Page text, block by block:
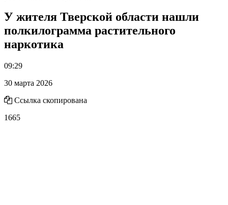
У жителя Тверской области нашли
полкилограмма растительного
наркотика
09:29
30 марта 2026
Ссылка скопирована
1665